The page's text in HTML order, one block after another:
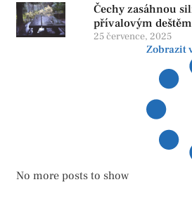
reformy
Čechy zasáhnou
přívalovým
zatopení
25 července, 2025
Zobrazit
No more posts to show